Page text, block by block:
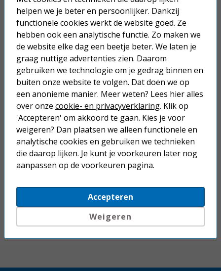
Betaal binnen 14 dagen na aankoop
Anderen kochten ook...
USB printerkabel zwart lengte 1,8
meter
9,50
USB printerkabel zwart lengte 5
meter
12,95
meter
10,25
helpen we je beter en persoonlijker. Dankzij
functionele cookies werkt de website goed. Ze
hebben ook een analytische functie. Zo maken we
de website elke dag een beetje beter. We laten je
graag nuttige advertenties zien. Daarom
gebruiken we technologie om je gedrag binnen en
buiten onze website te volgen. Dat doen we op
een anonieme manier. Meer weten? Lees hier alles
over onze cookie- en privacyverklaring. Klik op
'Accepteren' om akkoord te gaan. Kies je voor
weigeren? Dan plaatsen we alleen functionele en
analytische cookies en gebruiken we technieken
die daarop lijken. Je kunt je voorkeuren later nog
aanpassen op de voorkeuren pagina.
Accepteren
Weigeren